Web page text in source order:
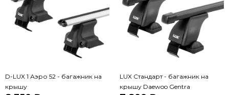
D-LUX 1 Аэро 52 - багажник на
крышу
LUX Стандарт - багажник на
крышу Daewoo Gentra